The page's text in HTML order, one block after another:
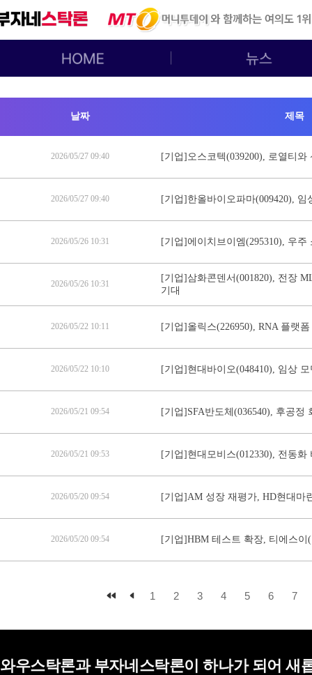
날짜 제목
2026/05/27 09:40 [기업]오스코텍(039200), 로열티와
2026/05/27 09:40 [기업]한올바이오파마(009420), 임
2026/05/26 10:31 [기업]에이치브이엠(295310), 우주
2026/05/26 10:31
[기업]삼화콘덴서(001820), 전장
기대
2026/05/22 10:11 [기업]올릭스(226950), RNA 플랫
2026/05/22 10:10 [기업]현대바이오(048410), 임상
2026/05/21 09:54 [기업]SFA반도체(036540), 후공정
2026/05/21 09:53 [기업]현대모비스(012330), 전동
2026/05/20 09:54 [기업]AM 성장 재평가, HD현대마
2026/05/20 09:54 [기업]HBM 테스트 확장, 티에스이
1 2 3 4 5 6 7
와우스탁론과 부자네스탁론이 하나가 되어 새